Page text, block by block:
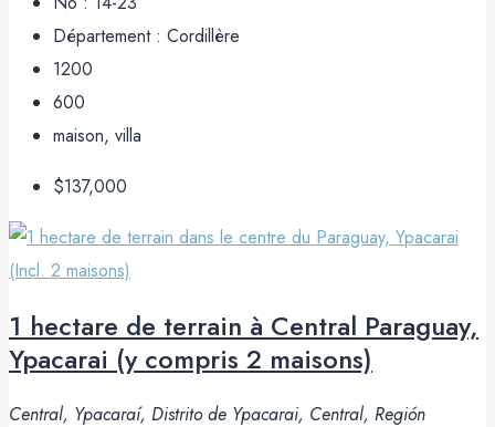
Département : Cordillère
1200
600
maison, villa
$137,000
1 hectare de terrain à Central Paraguay,
Ypacarai (y compris 2 maisons)
Central, Ypacaraí, Distrito de Ypacarai, Central, Región